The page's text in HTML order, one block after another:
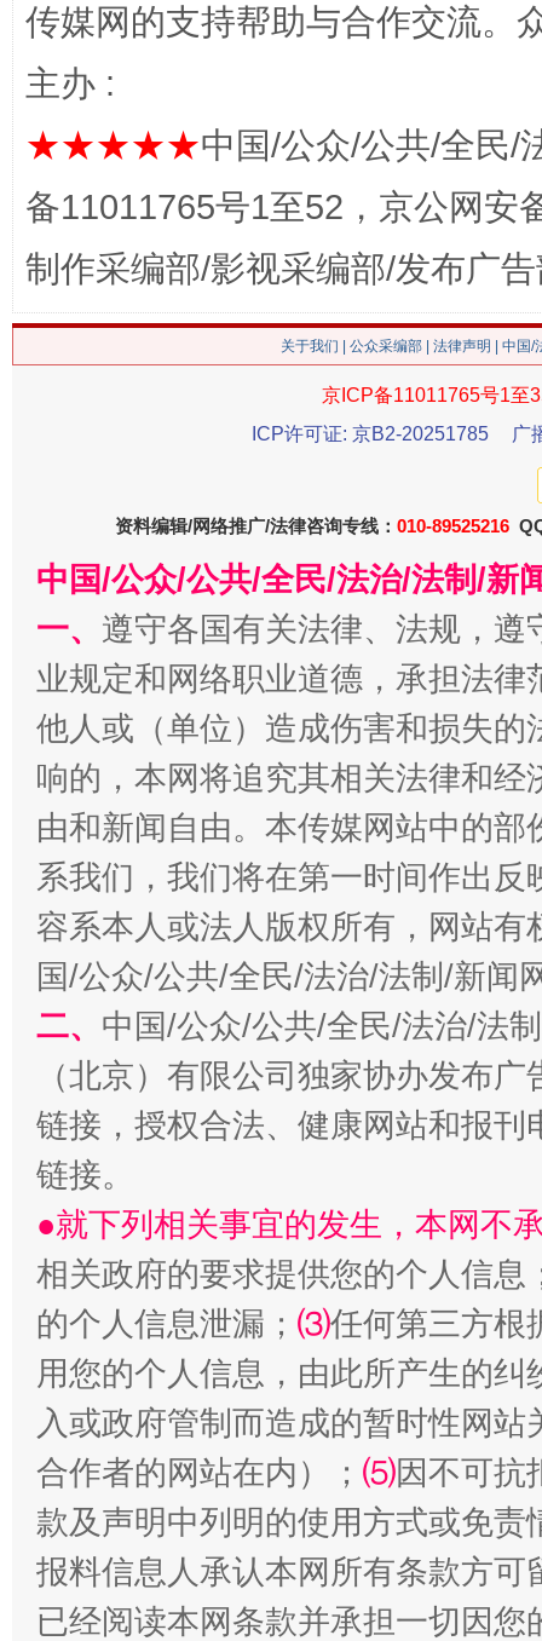
这是一记警钟！ 谢
在谋一域中谋全局
今
习近平的博鳌关键词
魏明亮
“刷贴”乱象丛生
生
揭批美国五大"原罪" "炒
传媒网的支持帮助与合作交流。
主办 :
★★★★★中国/公众/公共/全民/
备11011765号1至52，京公网安
制作采编部/影视采编部/发布广
关于我们 公众采编部 法律声明 | 中国
京ICP备11011765号1至
ICP许可证: 京B2-20251785
广
资料编辑/网络推广/法律咨询专线： 010-89525216
中国/公众/公共/全民/法治/法制/新
一、 遵守各国有关法律、法规，
业规定和网络职业道德，承担法
他人或（单位）造成伤害和损失
响的，本网将追究其相关法律和
由和新闻自由。本传媒网站中的
系我们，我们将在第一时间作出
容系本人或法人版权所有，网站
国/公众/公共/全民/法治/法制/新闻
二、 中国/公众/公共/全民/法治/法
（北京）有限公司独家协办发布
链接，授权合法、健康网站和报
链接。
●就下列相关事宜的发生，本网不
相关政府的要求提供您的个人信息
的个人信息泄漏； ⑶任何第三方根
用您的个人信息，由此所产生的纠
入或政府管制而造成的暂时性网
合作者的网站在内）； ⑸因不可抗
款及声明中列明的使用方式或免责
报料信息人承认本网所有条款方
已经阅读本网条款并承担一切因